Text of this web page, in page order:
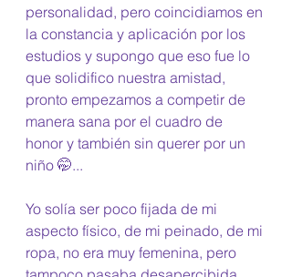
personalidad, pero coincidiamos en
la constancia y aplicación por los
estudios y supongo que eso fue lo
que solidifico nuestra amistad,
pronto empezamos a competir de
manera sana por el cuadro de
honor y también sin querer por un
niño 🤭...
Yo solía ser poco fijada de mi
aspecto físico, de mi peinado, de mi
ropa, no era muy femenina, pero